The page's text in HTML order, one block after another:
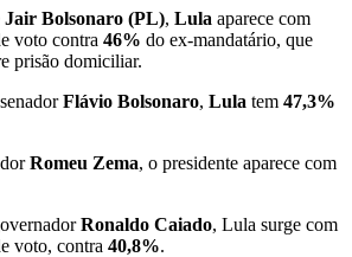
Jair Bolsonaro (PL), Lula aparece com
voto contra 46% do ex-mandatário, que
prisão domiciliar.
Flávio Bolsonaro, Lula tem 47,3%
Romeu Zema, o presidente aparece com
Ronaldo Caiado, Lula surge com
voto, contra 40,8%.